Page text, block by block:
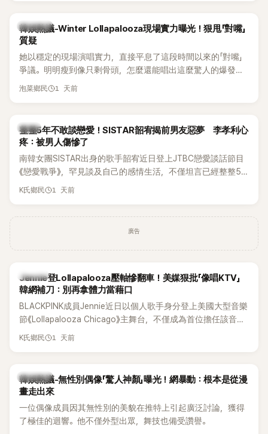
細身材下的超狂背肌與肩膀線條，反差感十足，讓不少網友看
傻直呼：「原來她身材這麼猛！」
熱議討論
韓娛熱議-Winter Lollapalooza現場實力曝光！狠甩「對嘴」
質疑
她以穩定的現場演唱實力，直接平息了這段時間以來的「對嘴」
爭議。明明瘦到像只剩骨頭，怎麼還能唱出這麼驚人的爆發力
和音量？
泡菜鄉民 1 天前
韓星
整整5年不敢談戀愛！SISTAR韶宥揭前男友惡夢 李孝利心
疼：被男人傷慘了
南韓女團SISTAR出身的歌手韶宥近日登上JTBC戀愛談話節目
《戀愛戰爭》，罕見談及自己的感情生活，不僅坦言已經整整5
年沒有談戀愛，更首度透露空窗至今的原因，全與上一段戀情
K氏鄉民 1 天前
廣告
K-POP
Jennie登Lollapalooza壓軸慘翻車！美媒狠批「像唱KTV」
韓網補刀：別再拿體力當藉口
BLACKPINK成員Jennie近日以個人歌手身分登上美國大型音樂
節《Lollapalooza Chicago》主舞台，不僅成為首位擔任該音樂
節Headliner（壓軸主秀）的K-POP女SOLO歌手，寫下全新紀
形容整場演出「就像一場豪華KTV」。
K氏鄉民 1 天前
熱議討論
韓娛熱議-無性別偶像「驚人神顏」曝光！網暴動：根本是從漫
畫走出來
一位偶像成員因其無性別的美貌在推特上引起廣泛討論，獲得
了極佳的迴響。他不僅外型出眾，舞技也備受讚譽。